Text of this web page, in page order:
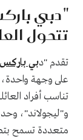
"دبي
تتحول
تقدم "دبي
على وجهة واحدة،
تناسب أفراد
و"ليجولاند"،
متعددة تسمح